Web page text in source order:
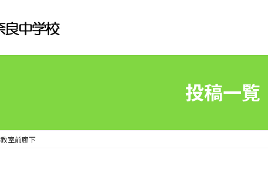
投稿一覧
教室前廊下